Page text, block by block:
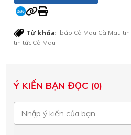
Từ khóa: báo Cà Mau Cà Mau tin
tin tức Cà Mau
Ý KIẾN BẠN ĐỌC (0)